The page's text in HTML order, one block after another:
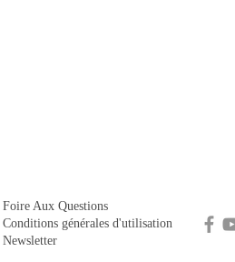
Foire Aux Questions
Conditions générales d'utilisation
Newsletter